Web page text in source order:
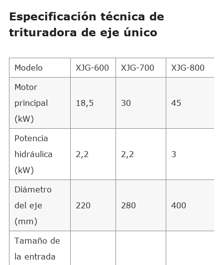
Especificación técnica de
trituradora de eje único
Modelo XJG-600 XJG-700 XJG-800
Motor
principal
(kW)
18,5 30 45
Potencia
hidráulica
(kW)
2,2 2,2 3
Diámetro
del eje
(mm)
220 280 400
Tamaño de
la entrada